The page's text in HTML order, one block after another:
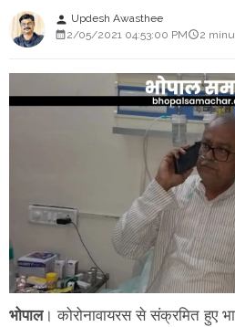
person Updesh Awasthee
2/05/2021 04:53:00 PM
2
भोपाल। कोरोनावायरस से संक्रमित हुए